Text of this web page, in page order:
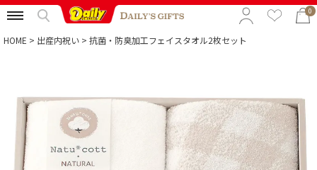
0
予算から選ぶ
カテゴリから選ぶ
贈る相手から選ぶ
HOME 出産内祝い 抗菌・防臭加工フェイスタオル2枚セット